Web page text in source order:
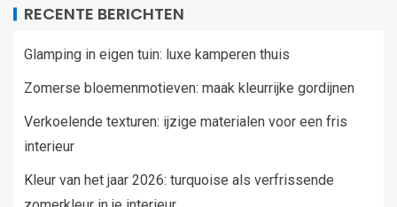
RECENTE BERICHTEN
Glamping in eigen tuin: luxe kamperen thuis
Zomerse bloemenmotieven: maak kleurrijke gordijnen
Verkoelende texturen: ijzige materialen voor een fris
interieur
Kleur van het jaar 2026: turquoise als verfrissende